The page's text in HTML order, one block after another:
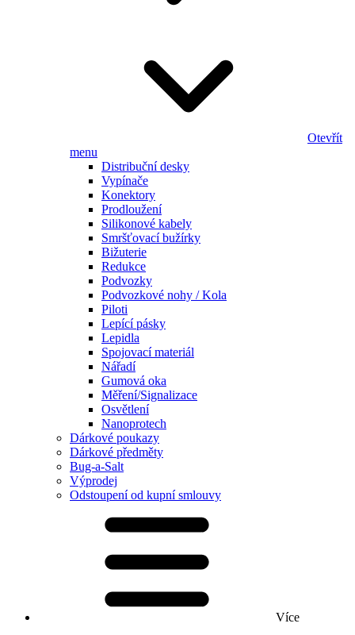
Otevřít
menu
Distribuční desky
Vypínače
Konektory
Prodloužení
Silikonové kabely
Smršťovací bužírky
Bižuterie
Redukce
Podvozky
Podvozkové nohy / Kola
Piloti
Lepící pásky
Lepidla
Spojovací materiál
Nářadí
Gumová oka
Měření/Signalizace
Osvětlení
Nanoprotech
Dárkové poukazy
Dárkové předměty
Bug-a-Salt
Výprodej
Odstoupení od kupní smlouvy
Více